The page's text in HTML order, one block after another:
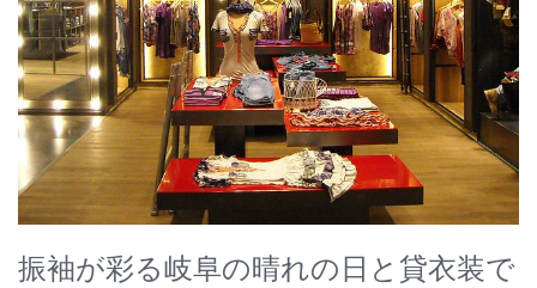
振袖が彩る岐阜の晴れの日と貸衣装で